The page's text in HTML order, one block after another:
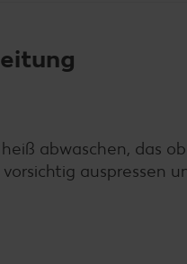
abwaschen, das
auspressen